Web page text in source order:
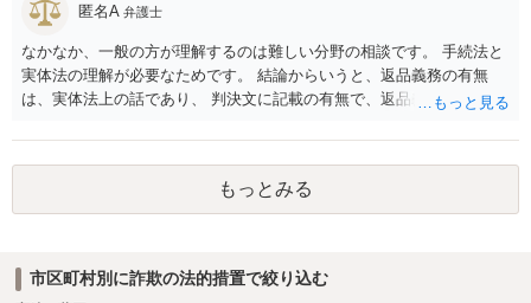
匿名A 弁護士
なかなか、一般の方が理解するのは難しい分野の相談です。 手続法と
実体法の理解が必要なためです。 結論からいうと、返品義務の有無
は、実体法上の話であり、 判決文に記載の有無で、返品義務の有無が
品せよ」と判決文に書かれていなくても、 全額支払い判決の前提とし
て、契約不適合責任を理由に契約を解除してれば、 原状回復義務とし
て、相談者さんは、商品の返品義務を負うことになります。 ただし、
訴訟上何等かの形で、返品義務の有無が争われ争点化していたが、 結
されていれば、 相手は返品請求を再度主張できない可能性はあります
（信義則による主張制限）。
もっとみる
市区町村別に詐欺の法的措置で絞り込む